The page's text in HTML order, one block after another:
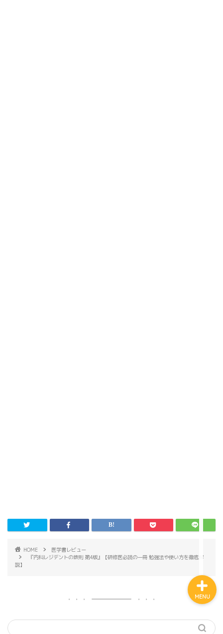
HOME
医学書レビュー
『内科レジデントの鉄則 第4版』【研修医必読の一冊 勉強法や使い方を徹底解
説】
MENU
講演申し込み